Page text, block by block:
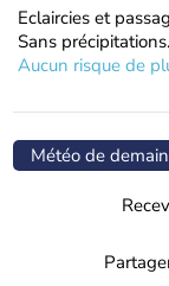
Eclaircies et
Sans précipitations.
Aucun risque de
Météo de demain